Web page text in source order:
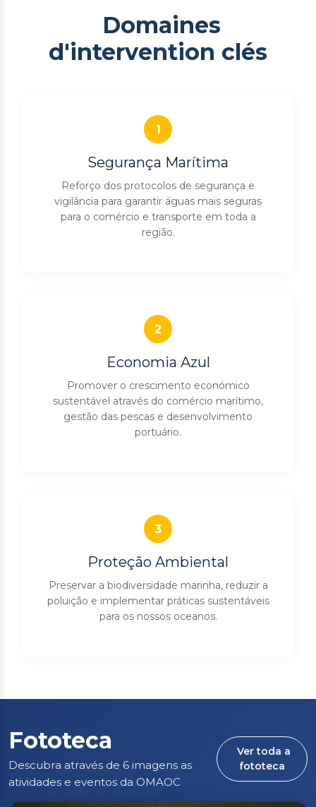
Domaines
d'intervention clés
1
Segurança Marítima
Reforço dos protocolos de segurança e
vigilância para garantir águas mais seguras
para o comércio e transporte em toda a
região.
2
Economia Azul
Promover o crescimento económico
sustentável através do comércio marítimo,
gestão das pescas e desenvolvimento
portuário.
3
Proteção Ambiental
Preservar a biodiversidade marinha, reduzir a
poluição e implementar práticas sustentáveis
para os nossos oceanos.
Fototeca
Descubra através de 6 imagens as
atividades e eventos da OMAOC
Ver toda a
fototeca